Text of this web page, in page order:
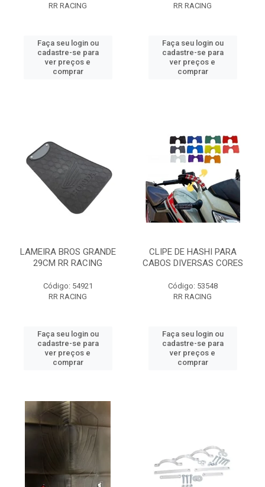
RR RACING
Faça seu login ou
cadastre-se para
ver preços e
comprar
RR RACING
Faça seu login ou
cadastre-se para
ver preços e
comprar
LAMEIRA BROS GRANDE
29CM RR RACING
Código: 54921
RR RACING
Faça seu login ou
cadastre-se para
ver preços e
comprar
CLIPE DE HASHI PARA
CABOS DIVERSAS CORES
Código: 53548
RR RACING
Faça seu login ou
cadastre-se para
ver preços e
comprar